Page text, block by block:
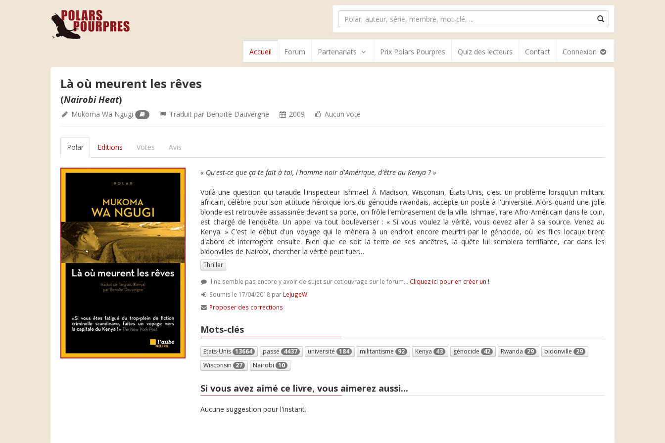
Accueil Forum Partenariats Prix Polars Pourpres Quiz des lecteurs Contact Connexion
Là où meurent les rêves
(Nairobi Heat)
Mukoma Wa Ngugi Traduit par Benoïte Dauvergne 2009 Aucun vote
Polar Editions Votes Avis
« Qu'est-ce que ça te fait à toi, l'homme noir d'Amérique, d'être au Kenya ? »
Voilà une question qui taraude l'inspecteur Ishmael. À Madison, Wisconsin, États-Unis, c'est un problème lorsqu'un militant
africain, célèbre pour son attitude héroïque lors du génocide rwandais, accepte un poste à l'université. Alors quand une jolie
blonde est retrouvée assassinée devant sa porte, on frôle l'embrasement de la ville. Ishmael, rare Afro-Américain dans le coin,
est chargé de l'enquête. Un appel va tout bouleverser : « Si vous voulez la vérité, vous devez aller à sa source. Venez au
Kenya. » C'est le début d'un voyage qui le mènera à un endroit encore meurtri par le génocide, où les flics locaux tirent
d'abord et interrogent ensuite. Bien que ce soit la terre de ses ancêtres, la quête lui semblera terrifiante, car dans les
bidonvilles de Nairobi, chercher la vérité peut tuer…
Thriller
Il ne semble pas encore y avoir de sujet sur cet ouvrage sur le forum... Cliquez ici pour en créer un !
Soumis le 17/04/2018 par LeJugeW
Proposer des corrections
Mots-clés
Etats-Unis 13664 passé 4437 université 184 militantisme 92 Kenya 43 génocide 42 Rwanda 29 bidonville 29
Wisconsin 27 Nairobi 10
Si vous avez aimé ce livre, vous aimerez aussi...
Aucune suggestion pour l'instant.